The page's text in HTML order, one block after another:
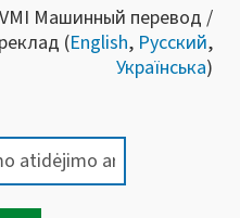
Машинный перевод /
(English, Русский,
Українська)